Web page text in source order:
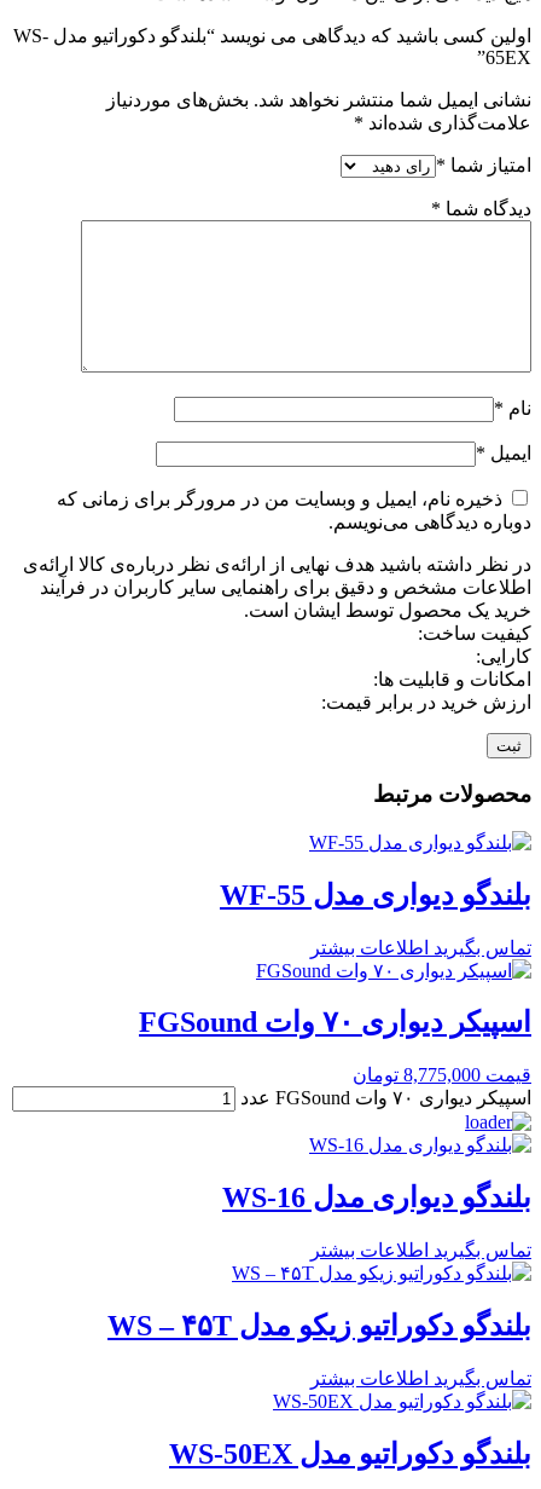
اولین کسی باشید که دیدگاهی می نویسد “بلندگو دکوراتیو مدل WS-
65EX”
نشانی ایمیل شما منتشر نخواهد شد. بخش‌های موردنیاز
علامت‌گذاری شده‌اند *
امتیاز شما *
دیدگاه شما *
نام *
ایمیل *
ذخیره نام، ایمیل و وبسایت من در مرورگر برای زمانی که
دوباره دیدگاهی می‌نویسم.
در نظر داشته باشید هدف نهایی از ارائه‌ی نظر درباره‌ی کالا ارائه‌ی
اطلاعات مشخص و دقیق برای راهنمایی سایر کاربران در فرآیند
خرید یک محصول توسط ایشان است.
کیفیت ساخت:
کارایی:
امکانات و قابلیت ها:
ارزش خرید در برابر قیمت:
محصولات مرتبط
بلندگو دیواری مدل WF-55
تماس بگیرید اطلاعات بیشتر
اسپیکر دیواری ۷۰ وات FGSound
قیمت 8,775,000 تومان
اسپیکر دیواری ۷۰ وات FGSound عدد
بلندگو دیواری مدل WS-16
تماس بگیرید اطلاعات بیشتر
بلندگو دکوراتیو زیکو مدل WS – ۴۵T
تماس بگیرید اطلاعات بیشتر
بلندگو دکوراتیو مدل WS-50EX